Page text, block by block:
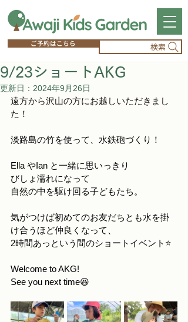
ご予約はこちら 検索
9/23ショートAKG
更新日： 2024年9月26日
遠方から沢山の方にお越しいただきまし
た！
淡路島の竹を使って、水鉄砲づくり！
Ella やIan と一緒に思いっきり
びしょ濡れになって
自然の中を駆け回る子どもたち。
気がつけば初めてのお友だちとも水を掛
け合うほど仲良くなって、
2時間あっという間のショートイベント⭐️
Welcome to AKG!
See you next time😆